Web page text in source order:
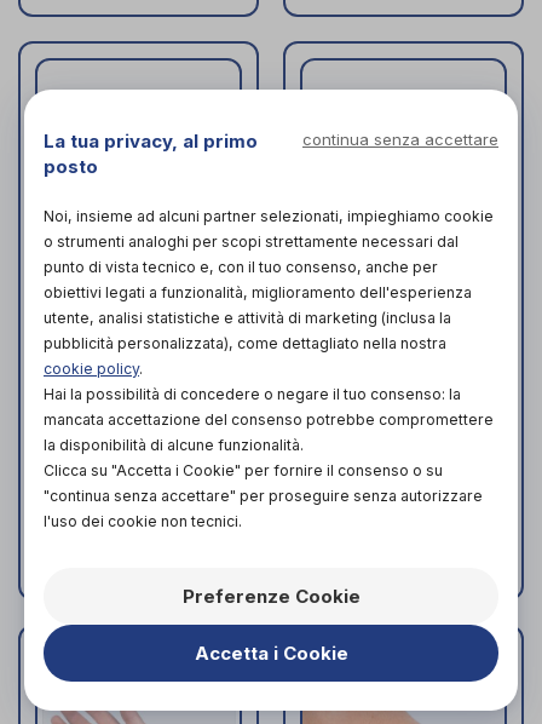
135 Immobilizzatore
di pollice semplice
Pavis
ACQUISTA IN
NEGOZIO DA
38,90€
ACQUISTA ONLINE DA
40,00€
136
di Pavis
PRODOTTO
DISPONIBILE
La tua privacy, al primo
posto
continua senza accettare
Noi, insieme ad alcuni partner selezionati, impieghiamo cookie
o strumenti analoghi per scopi strettamente necessari dal
punto di vista tecnico e, con il tuo consenso, anche per
obiettivi legati a funzionalità, miglioramento dell'esperienza
utente, analisi statistiche e attività di marketing (inclusa la
pubblicità personalizzata), come dettagliato nella nostra
cookie policy.
Hai la possibilità di concedere o negare il tuo consenso: la
mancata accettazione del consenso potrebbe compromettere
la disponibilità di alcune funzionalità.
Clicca su "Accetta i Cookie" per fornire il consenso o su
"continua senza accettare" per proseguire senza autorizzare
l'uso dei cookie non tecnici.
Preferenze Cookie
Accetta i Cookie